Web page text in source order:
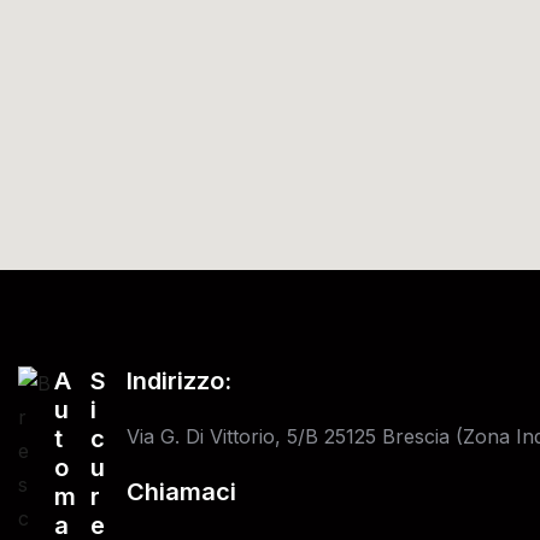
A
u
t
o
m
a
S
i
c
u
r
e
Indirizzo:
Via G. Di Vittorio, 5/B 25125 Brescia (Zona
Chiamaci